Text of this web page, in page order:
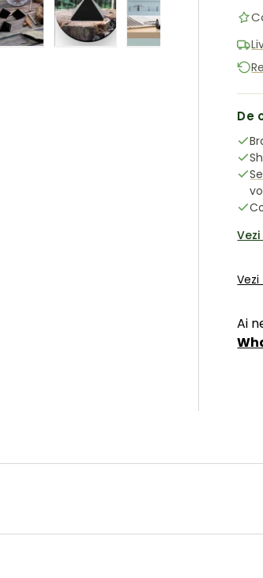
Încărcați imaginea 5 în vizualizarea
Încărcați imaginea 6 în
Încărcați
De
Ai